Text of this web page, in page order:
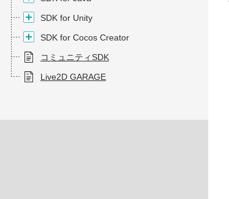
SDK for Unity
SDK for Cocos Creator
コミュニティSDK
Live2D GARAGE